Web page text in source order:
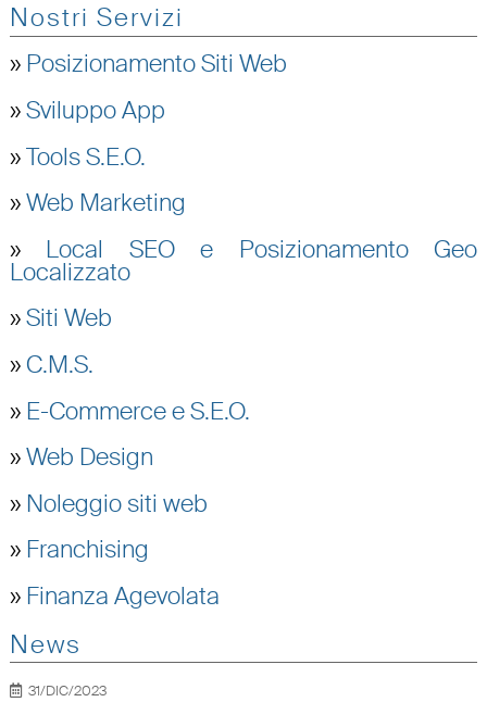
Nostri Servizi
» Posizionamento Siti Web
»Sviluppo App
»Tools S.E.O.
»Web Marketing
» Local SEO e Posizionamento Geo
Localizzato
»Siti Web
» C.M.S.
» E-Commerce e S.E.O.
»Web Design
» Noleggio siti web
» Franchising
» Finanza Agevolata
News
31/DIC/2023